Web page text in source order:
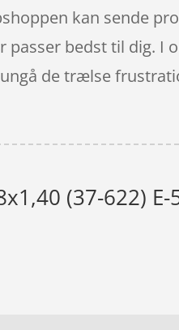
kan sende
passer bedst til dig. I
de trælse
(37-622) E-